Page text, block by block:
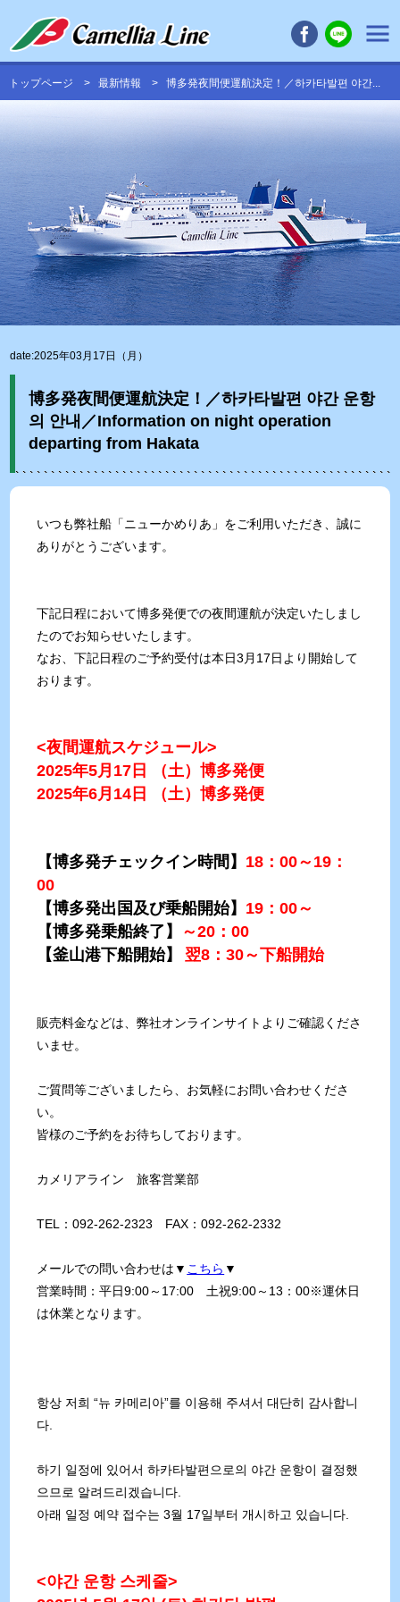
トップページ 最新情報 博多発夜間便運航決定！／하카타발편 야간...
date:2025年03月17日（月）
博多発夜間便運航決定！／하카타발편 야간 운항
의 안내／Information on night operation
departing from Hakata
いつも弊社船「ニューかめりあ」をご利用いただき、誠に
ありがとうございます。
下記日程において博多発便での夜間運航が決定いたしまし
たのでお知らせいたします。
なお、下記日程のご予約受付は本日3月17日より開始して
おります。
<夜間運航スケジュール>
2025年5月17日 （土）博多発便
2025年6月14日 （土）博多発便
【博多発チェックイン時間】 18：00～19：
00
【博多発出国及び乗船開始】 19：00～
【博多発乗船終了】
～20：00
【釜山港下船開始】
翌8：30～下船開始
販売料金などは、弊社オンラインサイトよりご確認くださ
いませ。
ご質問等ございましたら、お気軽にお問い合わせくださ
い。
皆様のご予約をお待ちしております。
カメリアライン 旅客営業部
TEL：092-262-2323 FAX：092-262-2332
メールでの問い合わせは▼ こちら ▼
営業時間：平日9:00～17:00 土祝9:00～13：00※運休日
は休業となります。
항상 저희 “뉴 카메리아”를 이용해 주셔서 대단히 감사합니
다.
하기 일정에 있어서 하카타발편으로의 야간 운항이 결정했
으므로 알려드리겠습니다.
아래 일정 예약 접수는 3월 17일부터 개시하고 있습니다.
<야간 운항 스케줄>